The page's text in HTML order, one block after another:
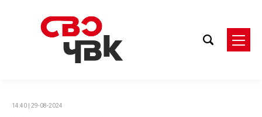
14:40 | 29-08-2024